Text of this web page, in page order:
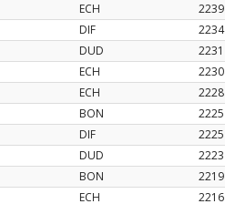
ECH 2239
DIF 2234
DUD 2231
ECH 2230
ECH 2228
BON 2225
DIF 2225
DUD 2223
BON 2219
ECH 2216